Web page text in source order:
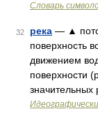
Словарь
32 река — ▲
поверхность
движением
поверхности
значительных